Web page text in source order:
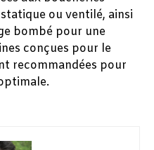
ou ventilé, ainsi
bombé pour une
conçues pour le
recommandées pour